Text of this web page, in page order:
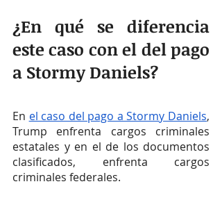
¿En qué se diferencia
este caso con el del pago
a Stormy Daniels?
En el caso del pago a Stormy Daniels,
Trump enfrenta cargos criminales
estatales y en el de los documentos
clasificados, enfrenta cargos
criminales federales.